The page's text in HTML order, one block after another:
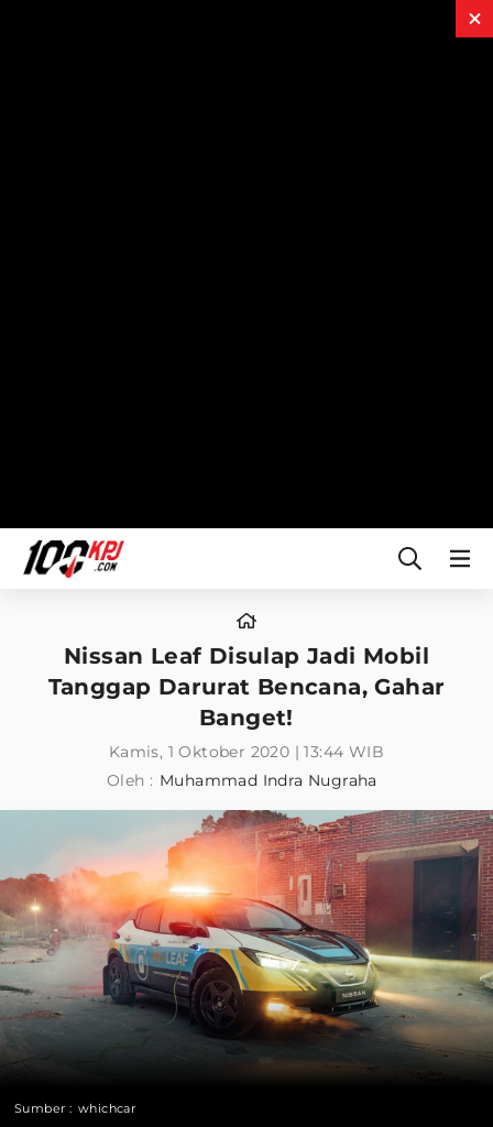
Nissan Leaf Disulap Jadi Mobil
Tanggap Darurat Bencana, Gahar
Banget!
Kamis, 1 Oktober 2020 | 13:44 WIB
Oleh : Muhammad Indra Nugraha
Sumber : whichcar